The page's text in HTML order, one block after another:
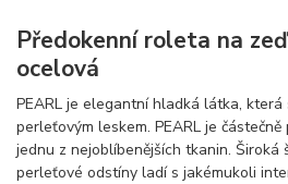
Předokenní roleta na
ocelová
PEARL je elegantní hladká látka, která
perleťovým leskem. PEARL je
jednu z nejoblíbenějších tkanin. Široká
perleťové odstíny ladí s jakémukoli